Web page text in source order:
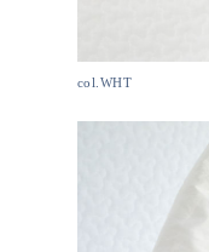
col.WHT